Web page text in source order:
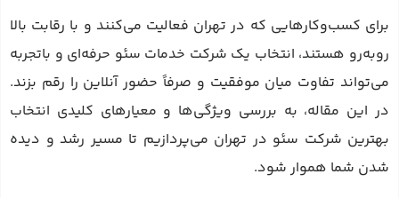
برای کسب‌وکارهایی که در تهران فعالیت می‌کنند و با رقابت بالا
روبه‌رو هستند، انتخاب یک شرکت خدمات سئو حرفه‌ای و باتجربه
می‌تواند تفاوت میان موفقیت و صرفاً حضور آنلاین را رقم بزند.
در این مقاله، به بررسی ویژگی‌ها و معیارهای کلیدی انتخاب
بهترین شرکت سئو در تهران می‌پردازیم تا مسیر رشد و دیده
شدن شما هموار شود.